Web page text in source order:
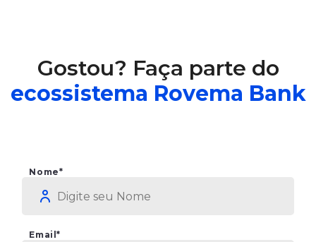
Gostou? Faça parte do
ecossistema Rovema Bank
Nome*
Email*